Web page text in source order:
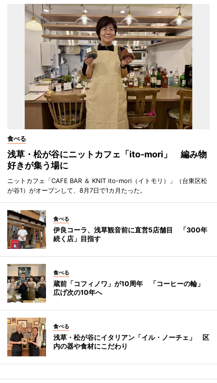
食べる
浅草・松が谷にニットカフェ「ito-mori」 編み物
好きが集う場に
ニットカフェ「CAFE BAR ＆ KNIT ito-mori（イトモリ）」（台東区松
が谷1）がオープンして、8月7日で1カ月たった。
食べる
伊良コーラ、浅草観音前に直営5店舗目 「300年
続く店」目指す
食べる
蔵前「コフィノワ」が10周年 「コーヒーの輪」
広げ次の10年へ
食べる
浅草・松が谷にイタリアン「イル・ノーチェ」 区
内の器や食材にこだわり